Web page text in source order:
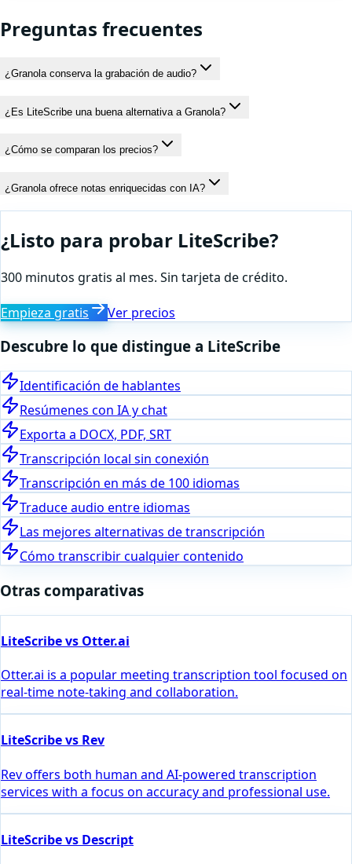
Preguntas frecuentes
¿Granola conserva la grabación de audio?
¿Es LiteScribe una buena alternativa a Granola?
¿Cómo se comparan los precios?
¿Granola ofrece notas enriquecidas con IA?
¿Listo para probar LiteScribe?
300 minutos gratis al mes. Sin tarjeta de crédito.
Empieza gratis Ver precios
Descubre lo que distingue a LiteScribe
Identificación de hablantes
Resúmenes con IA y chat
Exporta a DOCX, PDF, SRT
Transcripción local sin conexión
Transcripción en más de 100 idiomas
Traduce audio entre idiomas
Las mejores alternativas de transcripción
Cómo transcribir cualquier contenido
Otras comparativas
LiteScribe vs Otter.ai
Otter.ai is a popular meeting transcription tool focused on
real-time note-taking and collaboration.
LiteScribe vs Rev
Rev offers both human and AI-powered transcription
services with a focus on accuracy and professional use.
LiteScribe vs Descript